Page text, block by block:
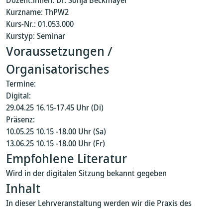
Kurzname: ThPW2
Kurs-Nr.: 01.053.000
Kurstyp: Seminar
Voraussetzungen /
Organisatorisches
Termine:
Digital:
29.04.25 16.15-17.45 Uhr (Di)
Präsenz:
10.05.25 10.15 -18.00 Uhr (Sa)
13.06.25 10.15 -18.00 Uhr (Fr)
Empfohlene Literatur
Wird in der digitalen Sitzung bekannt gegeben
Inhalt
In dieser Lehrveranstaltung werden wir die Praxis des